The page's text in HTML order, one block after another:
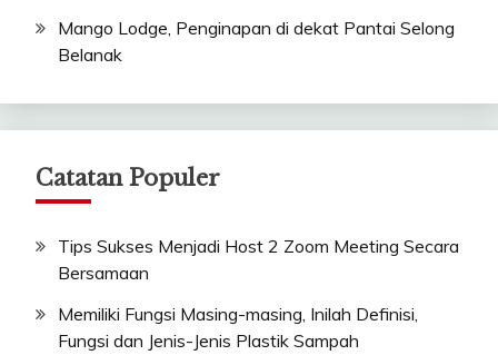
Mango Lodge, Penginapan di dekat Pantai Selong
Belanak
Catatan Populer
Tips Sukses Menjadi Host 2 Zoom Meeting Secara
Bersamaan
Memiliki Fungsi Masing-masing, Inilah Definisi,
Fungsi dan Jenis-Jenis Plastik Sampah